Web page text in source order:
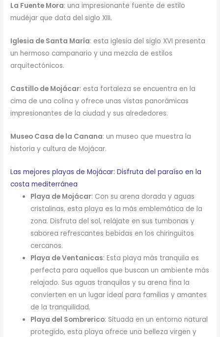
La Fuente Mora: una impresionante fuente de estilo
mudéjar que data del siglo XIII.
Iglesia de Santa María: esta iglesia del siglo XVI presenta
un hermoso campanario y una mezcla de estilos
arquitectónicos.
Castillo de Mojácar: esta fortaleza se encuentra en la
cima de una colina y ofrece unas vistas panorámicas
impresionantes de la ciudad y sus alrededores.
Museo Casa de la Canana: un museo que muestra la
historia y cultura de Mojácar.
Las mejores playas de Mojácar: Disfruta del paraíso en la
costa mediterránea
Playa de Mojácar: Con su arena dorada y aguas
cristalinas, esta playa es la más emblemática de la
zona. Disfruta del sol, relájate en sus tumbonas y
saborea refrescantes bebidas en los chiringuitos
cercanos.
Playa de Ventanicas: Esta playa más tranquila es
perfecta para aquellos que buscan un ambiente más
relajado. Sus aguas tranquilas y su arena fina la
convierten en un lugar ideal para familias y amantes
de la tranquilidad.
Playa del Sombrerico: Situada en un entorno natural
protegido, esta playa ofrece una belleza virgen y